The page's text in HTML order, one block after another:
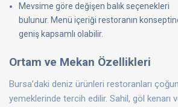
Mevsime göre değişen balık seçenekleri
bulunur. Menü içeriği restoranın
geniş kapsamlı olabilir.
Ortam ve Mekan Özellikleri
Bursa’daki deniz ürünleri restoranları
yemeklerinde tercih edilir. Sahil, göl kenarı